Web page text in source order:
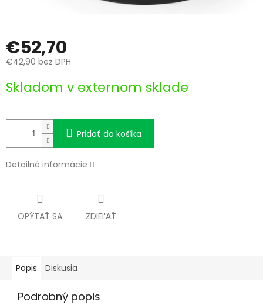
€52,70
€42,90 bez DPH
cena:
Skladom v externom sklade
Pridať do košíka
Detailné informácie
OPÝTAŤ SA ZDIEĽAŤ
Popis Diskusia
Podrobný popis